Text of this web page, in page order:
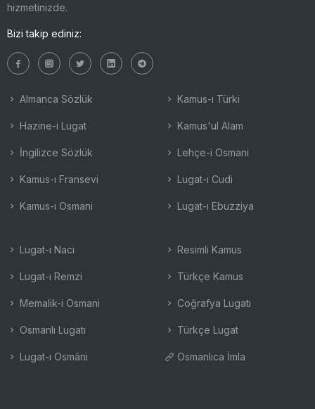
hizmetinizde.
Bizi takip ediniz:
Almanca Sözlük
Hazine-i Lugat
İngilizce Sözlük
Kamus-ı Fransevi
Kamus-ı Osmani
Kamus-ı Türki
Kamus'ul Alam
Lehçe-i Osmani
Lugat-ı Cudi
Lugat-ı Ebuzziya
Lugat-ı Naci
Lugat-ı Remzi
Memalik-i Osmani
Osmanlı Lugatı
Lugat-ı Osmâni
Resimli Kamus
Türkçe Kamus
Coğrafya Lugatı
Türkçe Lugat
Osmanlıca İmla